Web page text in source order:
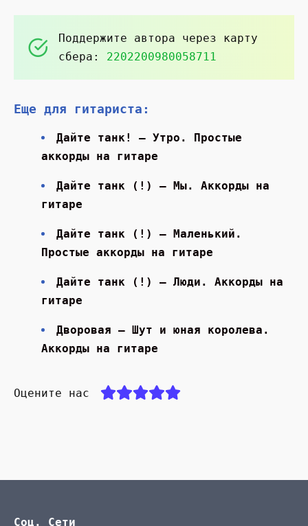
Поддержите автора через карту
сбера: 2202200980058711
Еще для гитариста:
Дайте танк! — Утро. Простые
аккорды на гитаре
Дайте танк (!) — Мы. Аккорды на
гитаре
Дайте танк (!) — Маленький.
Простые аккорды на гитаре
Дайте танк (!) — Люди. Аккорды на
гитаре
Дворовая — Шут и юная королева.
Аккорды на гитаре
Оцените нас
Соц. Сети